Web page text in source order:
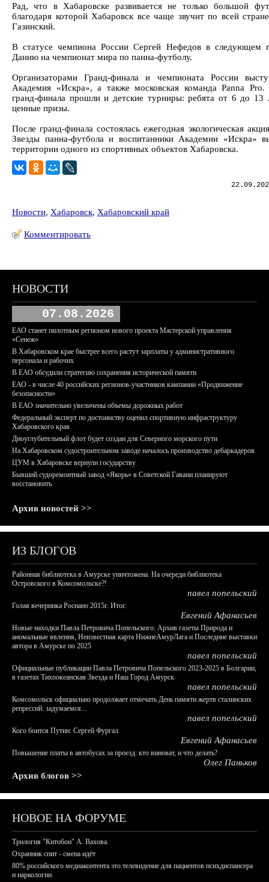
Рад, что в Хабаровске развивается не только большой
благодаря которой Хабаровск все чаще звучит по всей
Газинский.
В статусе чемпиона России Сергей Нефедов в следующем
Данию на чемпионат мира по панна-футболу.
Организаторами Гранд-финала и чемпионата России
Академия «Искра», а также московская команда Panna
гранд-финала прошли и детские турниры: ребята от 6 до 13
ценные призы.
После гранд-финала состоялась ежегодная экологическая
Звезды панна-футбола и воспитанники Академии «Искра»
территории одного из спортивных объектов Хабаровска.
Новости, Хабаровск, Хабаровский край
Комментировать
НОВОСТИ
07.08.2026
ЕАО станет пилотным регионом нового проекта Мастерской управления
«Сенеж»
В Хабаровском крае быстрее всего растут зарплаты у административного
персонала и рабочих
В ЕАО обсудили стратегию сохранения исторической памяти
ЕАО - в числе 40 российских регионов-участников кампании «Продвижение
безопасности»
В ЕАО значительно увеличены объемы дорожных работ
Федеральный эксперт по достоинству оценил спортивную инфраструктуру
Хабаровского края
Дноуглубительный флот будет создан для Северного морского пути
На Хабаровском судостроительном заводе началось производство дебаркадеров
ЦУМ в Хабаровске вернули государству
Бывший судоремонтный завод «Якорь» в Советской Гавани планируют
восстановить
Архив новостей >>
ИЗ БЛОГОВ
Районная библиотека в Амурске уничтожена. На очереди библиотека
Островского в Комсомольске?!
павел попельский
Голая вечеринка Роснано 2015г. Итог.
Евгений Афанасьев
Новые находки Павла Петровича Попельского: Архив газеты Природа и
аномальные явления, Неизвестная карта НижнеАмурЛага и Последние выставки
автора в Амурске по 2025
павел попельский
Официальные публикации Павла Петровича Попельского 2023-2025 в Болгарии,
в газетах Тихоокеанская Звезда и Наш Город Амурск
павел попельский
Комсомольск официально продолжает отмечать День памяти жертв сталинских
репрессий: задумаемся...
павел попельский
Кого боится Путин: Сергей Фургал
Евгений Афанасьев
Повышение платы в автобусах за проезд: кто виноват, и что делать?
Олег Паньков
Архив блогов >>
НОВОЕ НА ФОРУМЕ
Трилогия "Китобои" А. Вахова.
Охранник спит - смена идёт
80% российского медиаконтента это телевидение для пациентов психдиспансера
и наркологии.